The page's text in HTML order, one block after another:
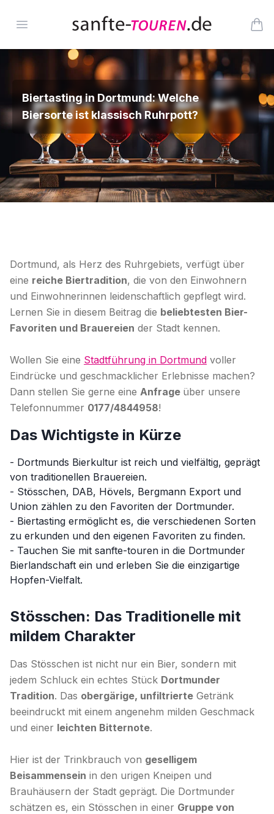
Öffne Menü
Biertasting in Dortmund: Welche
Biersorte ist klassisch Ruhrpott?
Dortmund, als Herz des Ruhrgebiets, verfügt über
eine reiche Biertradition, die von den Einwohnern
und Einwohnerinnen leidenschaftlich gepflegt wird.
Lernen Sie in diesem Beitrag die beliebtesten Bier-
Favoriten und Brauereien der Stadt kennen.
Wollen Sie eine Stadtführung in Dortmund voller
Eindrücke und geschmacklicher Erlebnisse machen?
Dann stellen Sie gerne eine Anfrage über unsere
Telefonnummer 0177/4844958!
Das Wichtigste in Kürze
- Dortmunds Bierkultur ist reich und vielfältig, geprägt
von traditionellen Brauereien.
- Stösschen, DAB, Hövels, Bergmann Export und
Union zählen zu den Favoriten der Dortmunder.
- Biertasting ermöglicht es, die verschiedenen Sorten
zu erkunden und den eigenen Favoriten zu finden.
- Tauchen Sie mit sanfte-touren in die Dortmunder
Bierlandschaft ein und erleben Sie die einzigartige
Hopfen-Vielfalt.
Stösschen: Das Traditionelle mit
mildem Charakter
Das Stösschen ist nicht nur ein Bier, sondern mit
jedem Schluck ein echtes Stück Dortmunder
Tradition. Das obergärige, unfiltrierte Getränk
beeindruckt mit einem angenehm milden Geschmack
und einer leichten Bitternote.
Hier ist der Trinkbrauch von geselligem
Beisammensein in den urigen Kneipen und
Brauhäusern der Stadt geprägt. Die Dortmunder
schätzen es, ein Stösschen in einer Gruppe von